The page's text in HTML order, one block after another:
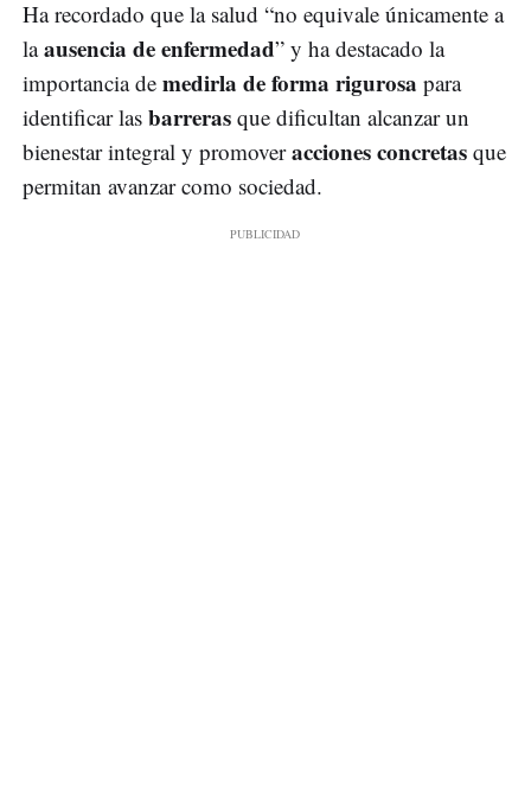
Ha recordado que la salud “no equivale únicamente a
laausencia de enfermedad” y ha destacado la
importancia de medirla de forma rigurosa para
identificar las barreras que dificultan alcanzar un
bienestar integral y promoveracciones concretas que
permitan avanzar como sociedad.